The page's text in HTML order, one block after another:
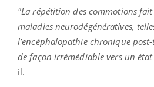
"La répétition des commotions
maladies neurodégénératives,
l’encéphalopathie chronique
de façon irrémédiable vers un
il.